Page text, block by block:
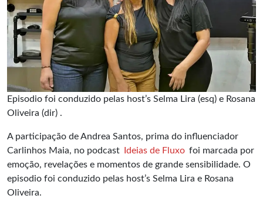
Episodio foi conduzido pelas host’s Selma Lira (esq) e Rosana
Oliveira (dir) .
A participação de Andrea Santos, prima do influenciador
Carlinhos Maia, no podcast
Ideias de Fluxo foi marcada por
emoção, revelações e momentos de grande sensibilidade. O
episodio foi conduzido pelas host’s Selma Lira e Rosana
Oliveira.